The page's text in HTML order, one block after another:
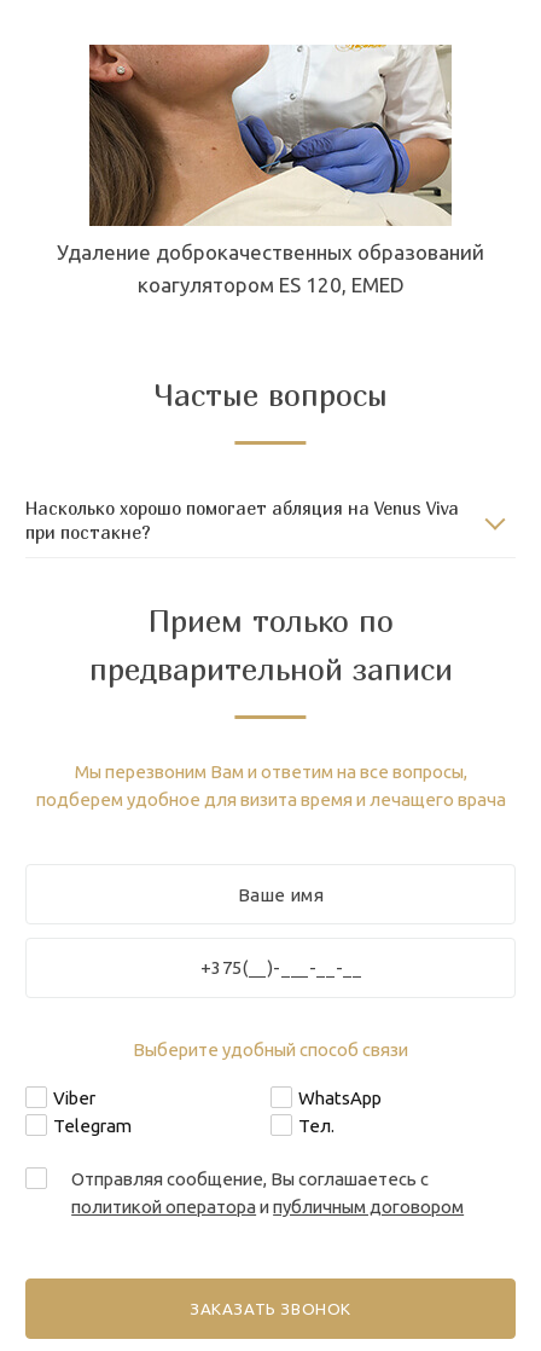
Удаление доброкачественных образований
коагулятором ES 120, EMED
Частые вопросы
Насколько хорошо помогает абляция на Venus Viva
при постакне?
Прием только по
предварительной записи
Мы перезвоним Вам и ответим на все вопросы,
подберем удобное для визита время и лечащего врача
Выберите удобный способ связи
Viber
WhatsApp
Telegram
Тел.
Отправляя сообщение, Вы соглашаетесь с
политикой оператораипубличным договором